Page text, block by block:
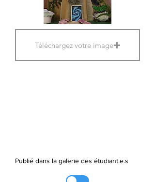
Téléchargez votre image
Publié dans la galerie des étudiant.e.s